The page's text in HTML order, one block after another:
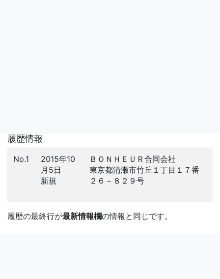
履歴情報
No.1
2015年10
月5日
新規
ＢＯＮＨＥＵＲ合同会社
東京都清瀬市竹丘１丁目１７番
２６－８２９号
履歴の最終行が最新情報欄の情報と同じです。